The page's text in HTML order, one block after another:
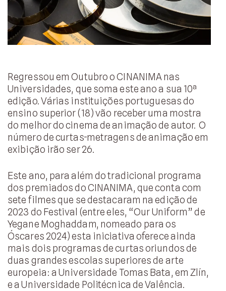
Regressou em Outubro o CINANIMA nas
Universidades, que soma este ano a sua 10ª
edição. Várias instituições portuguesas do
ensino superior (18) vão receber uma mostra
do melhor do cinema de animação de autor. O
número de curtas-metragens de animação em
exibição irão ser 26.
Este ano, para além do tradicional programa
dos premiados do CINANIMA, que conta com
sete filmes que se destacaram na edição de
2023 do Festival (entre eles, “Our Uniform” de
Yegane Moghaddam, nomeado para os
Óscares 2024) esta iniciativa oferece ainda
mais dois programas de curtas oriundos de
duas grandes escolas superiores de arte
europeia: a Universidade Tomas Bata, em Zlín,
e a Universidade Politécnica de Valência.